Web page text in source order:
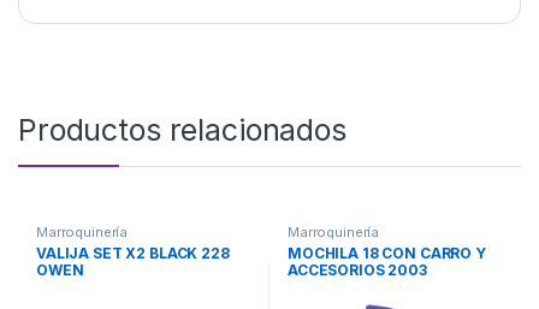
Productos relacionados
Marroquinería
VALIJA SET X2 BLACK 228
OWEN
Marroquinería
MOCHILA 18 CON CARRO Y
ACCESORIOS 2003